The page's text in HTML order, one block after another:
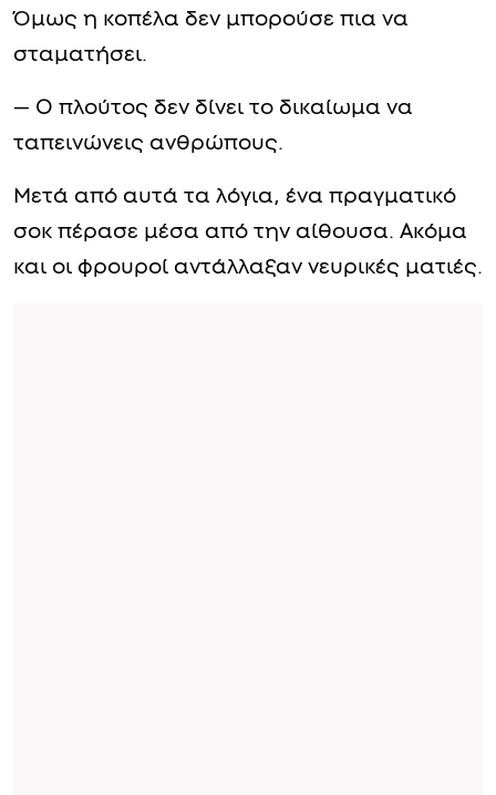
Όμως η κοπέλα δεν μπορούσε πια να
σταματήσει.
— Ο πλούτος δεν δίνει το δικαίωμα να
ταπεινώνεις ανθρώπους.
Μετά από αυτά τα λόγια, ένα πραγματικό
σοκ πέρασε μέσα από την αίθουσα. Ακόμα
και οι φρουροί αντάλλαξαν νευρικές ματιές.